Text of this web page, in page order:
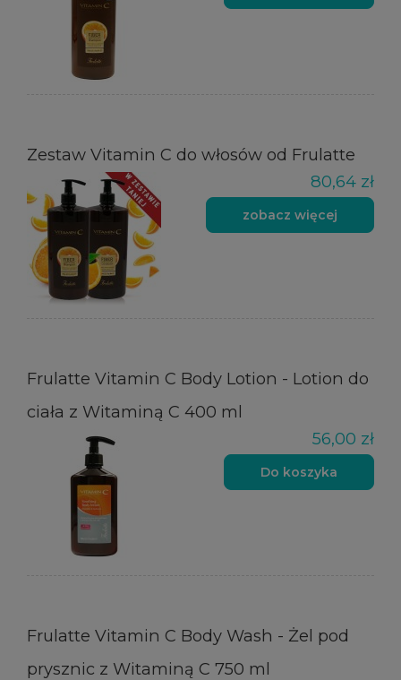
Zestaw Vitamin C do włosów od Frulatte
80,64 zł
zobacz więcej
Frulatte Vitamin C Body Lotion - Lotion do
ciała z Witaminą C 400 ml
56,00 zł
Do koszyka
Frulatte Vitamin C Body Wash - Żel pod
prysznic z Witaminą C 750 ml